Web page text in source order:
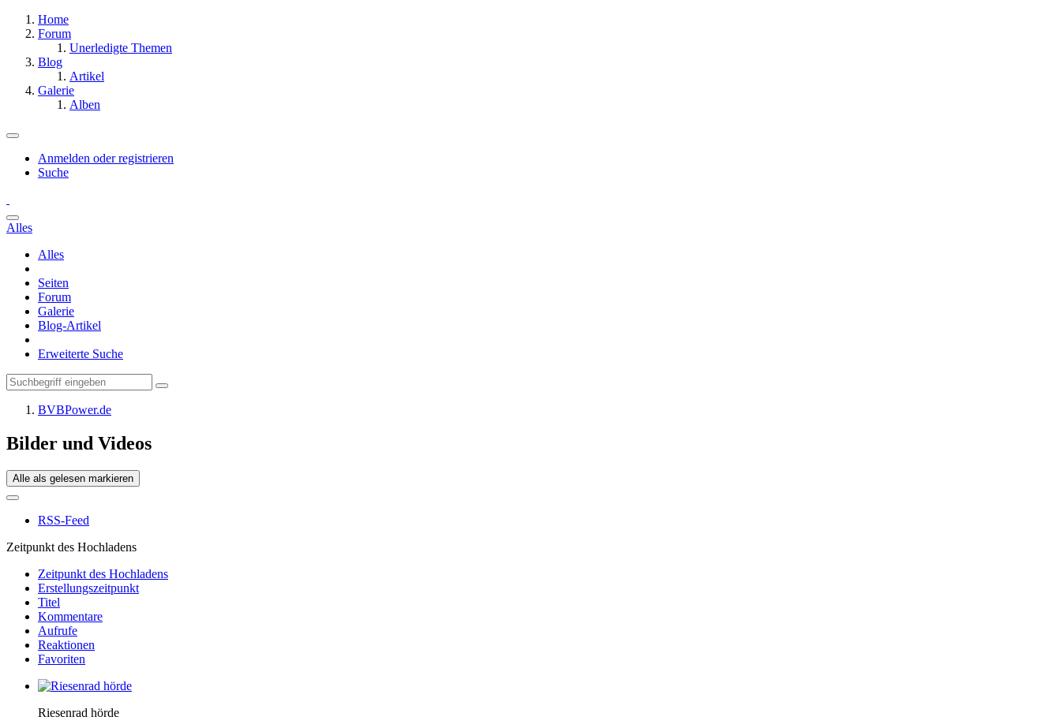
Home
Forum
Unerledigte Themen
Blog
Artikel
Galerie
Alben
Anmelden oder registrieren
Suche
Alles
Alles
Seiten
Forum
Galerie
Blog-Artikel
Erweiterte Suche
BVBPower.de
Bilder und Videos
Alle als gelesen markieren
RSS-Feed
Zeitpunkt des Hochladens
Zeitpunkt des Hochladens
Erstellungszeitpunkt
Titel
Kommentare
Aufrufe
Reaktionen
Favoriten
Riesenrad hörde